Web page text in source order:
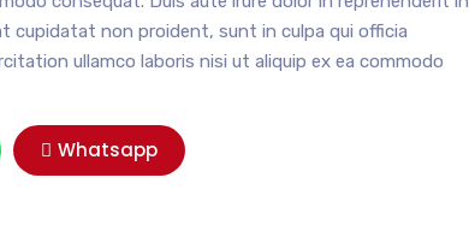
cupidatat non proident, sunt in culpa qui officia
ullamco laboris nisi ut aliquip ex ea commodo
Whatsapp